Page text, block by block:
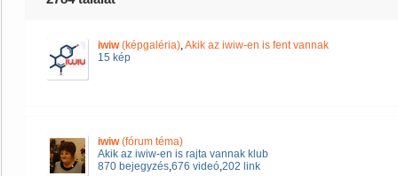
iwiw(képgaléria),Akik az iwiw-en is fent vannak
15 kép
iwiw(fórum téma)
Akik az iwiw-en is rajta vannak klub
870 bejegyzés,676 videó,202 link